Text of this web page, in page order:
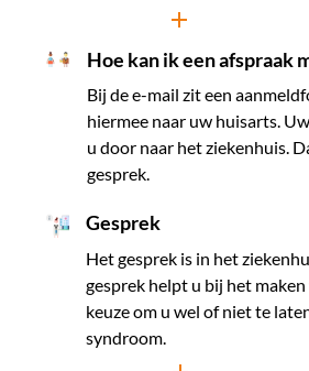
Hoe kan ik een afspraak
Bij de e-mail zit een
hiermee naar uw huisarts.
u door naar het ziekenhuis.
gesprek.
Gesprek
Het gesprek is in het
gesprek helpt u bij het maken
keuze om u wel of niet te
syndroom.